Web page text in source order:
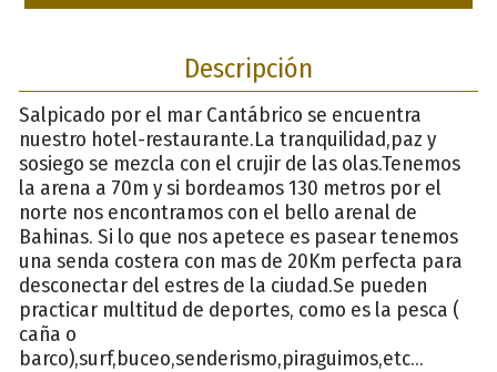
Descripción
Salpicado por el mar Cantábrico se encuentra
nuestro hotel-restaurante.La tranquilidad,paz y
sosiego se mezcla con el crujir de las olas.Tenemos
la arena a 70m y si bordeamos 130 metros por el
norte nos encontramos con el bello arenal de
Bahinas. Si lo que nos apetece es pasear tenemos
una senda costera con mas de 20Km perfecta para
desconectar del estres de la ciudad.Se pueden
practicar multitud de deportes, como es la pesca (
caña o
barco),surf,buceo,senderismo,piraguimos,etc...